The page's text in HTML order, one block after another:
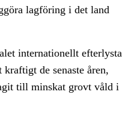
lagföring i det land
internationellt efterlysta
de senaste åren,
till minskat grovt våld i